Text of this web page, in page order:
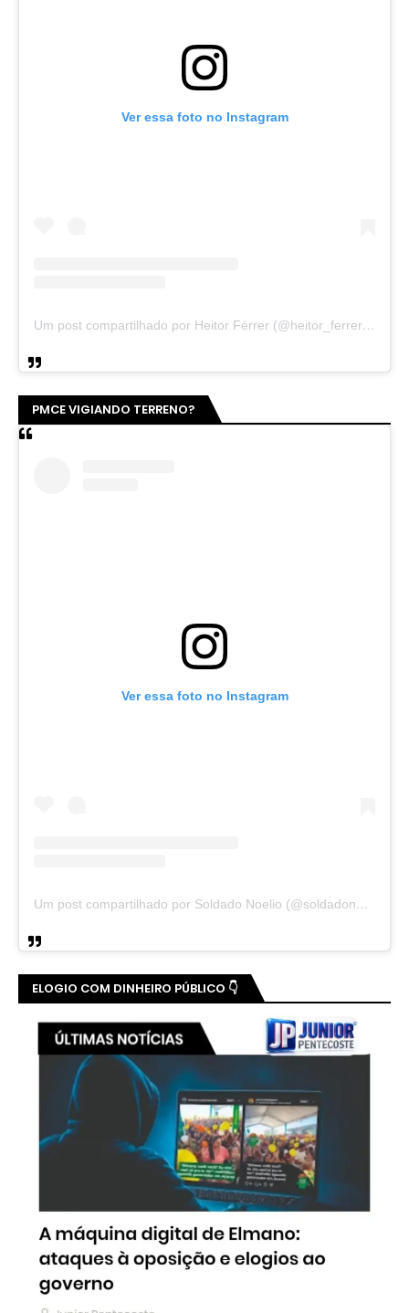
Ver essa foto no Instagram
Um post compartilhado por Heitor Férrer (@heitor_ferrer77)
PMCE VIGIANDO TERRENO?
Ver essa foto no Instagram
Um post compartilhado por Soldado Noelio (@soldadonoelio)
ELOGIO COM DINHEIRO PÚBLICO 👇